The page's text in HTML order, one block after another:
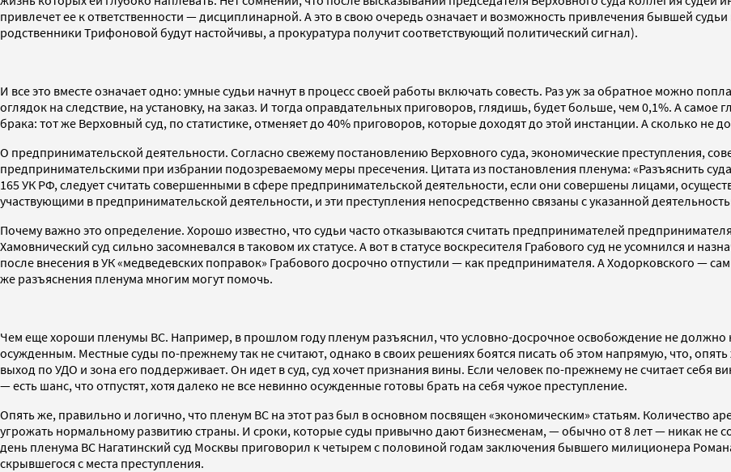
привлечет ее к ответственности — дисциплинарной. А это в свою очередь означает и возможность привлечения бывшей
родственники Трифоновой будут настойчивы, а прокуратура получит соответствующий политический сигнал).
И все это вместе означает одно: умные судьи начнут в процесс своей работы включать совесть. Раз уж за обратное можно
оглядок на следствие, на установку, на заказ. И тогда оправдательных приговоров, глядишь, будет больше, чем 0,1%. А самое
брака: тот же Верховный суд, по статистике, отменяет до 40% приговоров, которые доходят до этой инстанции. А сколько не
О предпринимательской деятельности. Согласно свежему постановлению Верховного суда, экономические преступления,
предпринимательскими при избрании подозреваемому меры пресечения. Цитата из постановления пленума: «Разъяснить
165 УК РФ, следует считать совершенными в сфере предпринимательской деятельности, если они совершены лицами,
участвующими в предпринимательской деятельности, и эти преступления непосредственно связаны с указанной
Почему важно это определение. Хорошо известно, что судьи часто отказываются считать предпринимателей
Хамовнический суд сильно засомневался в таковом их статусе. А вот в статусе воскресителя Грабового суд не усомнился и
после внесения в УК «медведевских поправок» Грабового досрочно отпустили — как предпринимателя. А Ходорковского —
же разъяснения пленума многим могут помочь.
Чем еще хороши пленумы ВС. Например, в прошлом году пленум разъяснил, что условно-досрочное освобождение не
осужденным. Местные суды по-прежнему так не считают, однако в своих решениях боятся писать об этом напрямую, что,
выход по УДО и зона его поддерживает. Он идет в суд, суд хочет признания вины. Если человек по-прежнему не считает себя
— есть шанс, что отпустят, хотя далеко не все невинно осужденные готовы брать на себя чужое преступление.
Опять же, правильно и логично, что пленум ВС на этот раз был в основном посвящен «экономическим» статьям. Количество
угрожать нормальному развитию страны. И сроки, которые суды привычно дают бизнесменам, — обычно от 8 лет — никак не
день пленума ВС Нагатинский суд Москвы приговорил к четырем с половиной годам заключения бывшего милиционера
скрывшегося с места преступления.